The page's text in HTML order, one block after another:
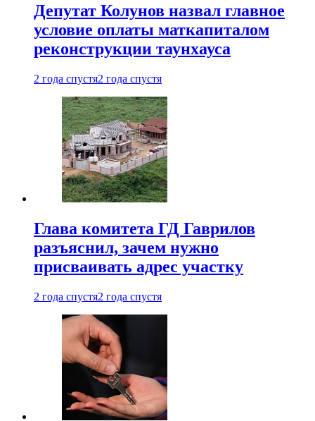
Депутат Колунов назвал главное
условие оплаты маткапиталом
реконструкции таунхауса
2 года спустя2 года спустя
Глава комитета ГД Гаврилов
разъяснил, зачем нужно
присваивать адрес участку
2 года спустя2 года спустя